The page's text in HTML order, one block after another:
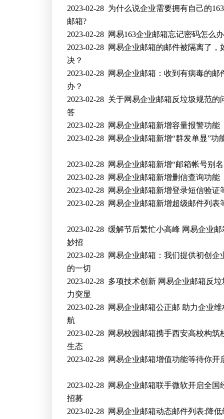
2023-02-28 为什么说企业需要拥有自己的
邮箱?
2023-02-28 网易163企业邮箱忘记密码怎么
2023-02-28 网易企业邮箱的邮件被隔离了，
决？
2023-02-28 网易企业邮箱：收到有病毒的邮
办？
2023-02-28 关于网易企业邮箱反垃圾规范的
答
2023-02-28 网易企业邮箱新增容量报警功能
2023-02-28 网易企业邮箱新增“群发单显”功
2023-02-28 网易企业邮箱新增“邮箱帐号别
2023-02-28 网易企业邮箱新增删信查询功能
2023-02-28 网易企业邮箱新增登录短信验证
2023-02-28 网易企业邮箱新增超级邮件列表
2023-02-28缓解节后繁忙小高峰 网易企业邮
妙招
2023-02-28 网易企业邮箱：我们提供初创企
的一切
2023-02-28 多项技术创新 网易企业邮箱反垃
力突显
2023-02-28 网易企业邮箱公正邮 助力企业维
航
2023-02-28 网易校园邮箱携手西安高校构筑
生态
2023-02-28 网易企业邮箱增值功能等待你开
2023-02-28 网易企业邮箱联手微软开启全国
招募
2023-02-28 网易企业邮箱动态邮件列表:降低